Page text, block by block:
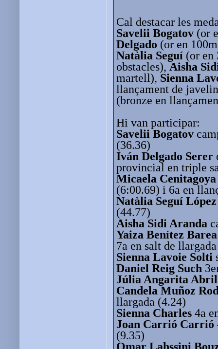
Cal destacar les
Savelii Bogatov (or
Delgado (or en
Natàlia Seguí (or en
obstacles), Aisha
martell), Sienna
llançament de
(bronze en
Hi van participar:
Savelii Bogatov
(36.36)
Iván Delgado Serer
provincial en triple
Micaela
(6:00.69) i 6a en
Natàlia Seguí López
(44.77)
Aisha Sidi Aranda
Yaiza Benítez Barea
7a en salt de
Sienna Lavoie Solti
Daniel Reig Such
Júlia Angarita Abril
Candela Muñoz
llargada (4.24)
Sienna Charles 4a
Joan Carrió Carrió
(9.35)
Omar Lahssini